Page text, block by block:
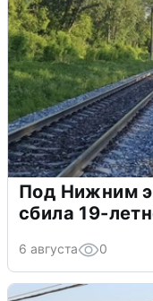
Под Нижним
сбила 19-
6 августа 0